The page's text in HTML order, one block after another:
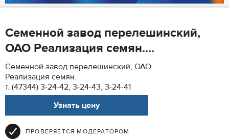
Семенной завод перелешинский,
ОАО Реализация семян....
Семенной завод перелешинский, ОАО
Реализация семян.
т. (47344) 3-24-42, 3-24-43, 3-24-41
Узнать цену
ПРОВЕРЯЕТСЯ МОДЕРАТОРОМ